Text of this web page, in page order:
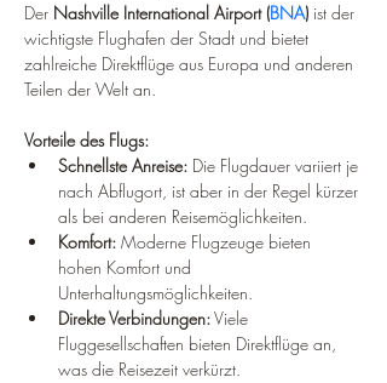
Der Nashville International Airport (BNA) ist der
wichtigste Flughafen der Stadt und bietet
zahlreiche Direktflüge aus Europa und anderen
Teilen der Welt an.
Vorteile des Flugs:
Schnellste Anreise: Die Flugdauer variiert je
nach Abflugort, ist aber in der Regel kürzer
als bei anderen Reisemöglichkeiten.
Komfort: Moderne Flugzeuge bieten
hohen Komfort und
Unterhaltungsmöglichkeiten.
Direkte Verbindungen: Viele
Fluggesellschaften bieten Direktflüge an,
was die Reisezeit verkürzt.